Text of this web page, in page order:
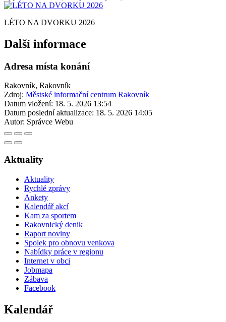
LÉTO NA DVORKU 2026
Další informace
Adresa místa konání
Rakovník, Rakovník
Zdroj: Městské informační centrum Rakovník
Datum vložení: 18. 5. 2026 13:54
Datum poslední aktualizace: 18. 5. 2026 14:05
Autor: Správce Webu
Aktuality
Aktuality
Rychlé zprávy
Ankety
Kalendář akcí
Kam za sportem
Rakovnický denik
Raport noviny
Spolek pro obnovu venkova
Nabídky práce v regionu
Internet v obci
Jobmapa
Zábava
Facebook
Kalendář